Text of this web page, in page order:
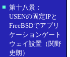
■ 第十八景：
USENの固定IPと
FreeBSDでアプリ
ケーションゲート
ウェイ設置（関野
史朗）